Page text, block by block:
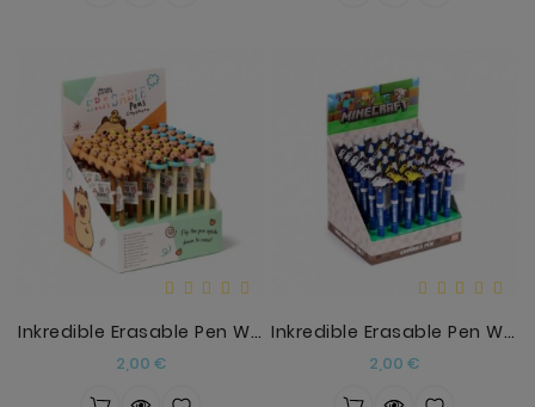
Inkredible Erasable Pen With Capybara Topper
2,00 €Precio
Inkredible Erasable Pen With PVC Minecraft Topper
2,00 €Precio